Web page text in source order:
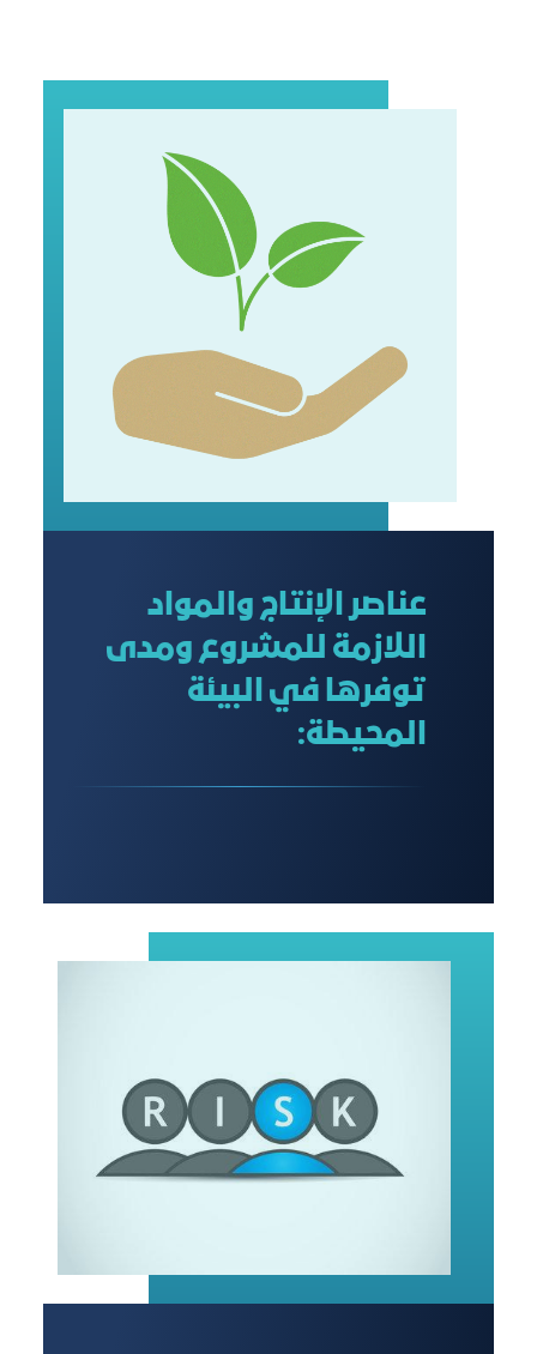
عناصر الإنتاج والمواد
اللازمة للمشروع ومدى
توفرها في البيئة
المحيطة: